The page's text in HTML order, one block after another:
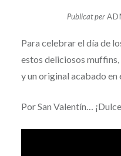
Publicat per
Para celebrar el día de
estos deliciosos
y un original acabado
Por San Valentín…